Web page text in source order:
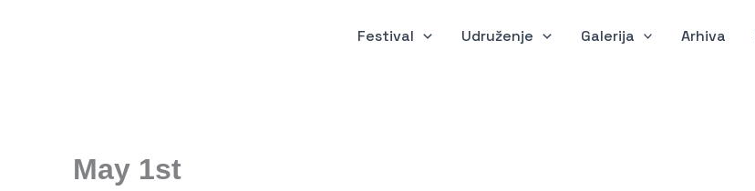
Festival Udruženje Galerija Arhiva
May 1st